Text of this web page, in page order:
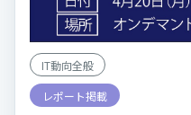
IT動向全般
レポート掲載